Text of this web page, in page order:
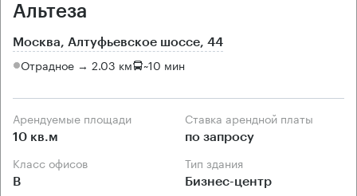
Альтеза
Москва, Алтуфьевское шоссе, 44
Отрадное → 2.03 км ~10 мин
Арендуемые площади
10 кв.м
Ставка арендной платы
по запросу
Класс офисов
B
Тип здания
Бизнес-центр